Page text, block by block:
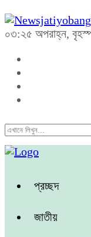
০৩:২৫ অপরাহ্ন,
প্রচ্ছদ
জাতীয়